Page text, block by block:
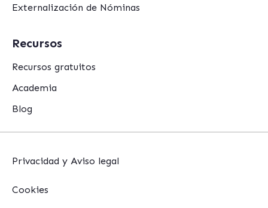
Externalización de Nóminas
Recursos
Recursos gratuitos
Academia
Blog
Privacidad y Aviso legal
Cookies